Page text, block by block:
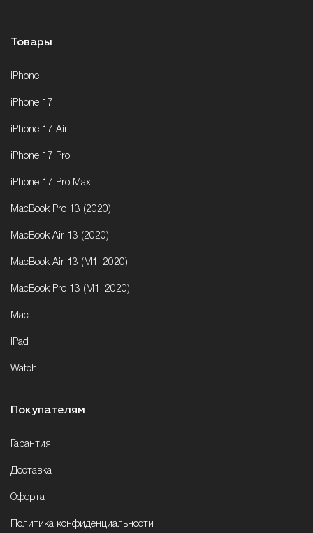
Товары
iPhone
iPhone 17
iPhone 17 Air
iPhone 17 Pro
iPhone 17 Pro Max
MacBook Pro 13 (2020)
MacBook Air 13 (2020)
MacBook Air 13 (M1, 2020)
MacBook Pro 13 (M1, 2020)
Mac
iPad
Watch
Покупателям
Гарантия
Доставка
Оферта
Политика конфиденциальности